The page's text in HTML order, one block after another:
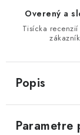
Overený a
Tisícka
Popis
Parametre